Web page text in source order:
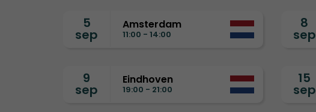
5
sep
Amsterdam
11:00 - 14:00
8
sep
9
sep
Eindhoven
19:00 - 21:00
15
sep